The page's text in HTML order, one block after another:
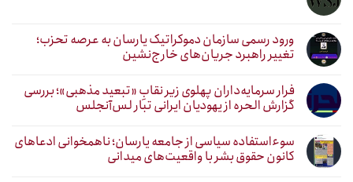
ورود رسمی سازمان دموکراتیک یارسان به عرصه تحزب؛
تغییر راهبرد جریان‌های خارج‌نشین
فرار سرمایه‌داران پهلوی زیر نقابِ «تبعید مذهبی»؛ بررسی
گزارش الحره از یهودیان ایرانی تبار لس‌آنجلس
سوءاستفاده سیاسی از جامعه یارسان؛ ناهمخوانی ادعاهای
کانون حقوق بشر با واقعیت‌های میدانی